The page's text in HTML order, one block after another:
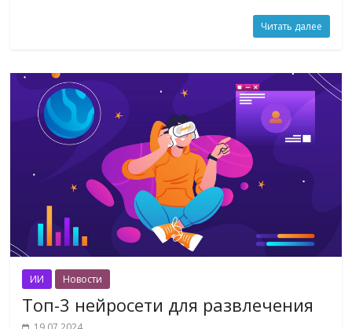
Читать далее
ИИ Новости
Топ-3 нейросети для развлечения